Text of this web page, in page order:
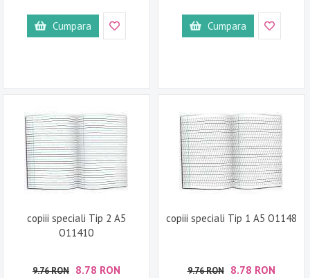
Cumpara Cumpara
copiii speciali Tip 2 A5
O11410
9.76 RON 8.78 RON
copiii speciali Tip 1 A5 O1148
9.76 RON 8.78 RON